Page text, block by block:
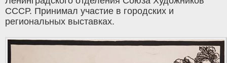
СССР. Принимал участие в городских и
региональных выставках.